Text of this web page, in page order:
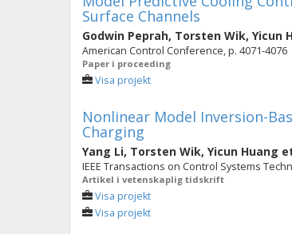
Surface Channels
Godwin Peprah, Torsten Wik, Yicun
American Control Conference, p. 4071-4076
Paper i proceeding
Visa projekt
Nonlinear Model Inversion-
Charging
Yang Li, Torsten Wik, Yicun Huang
IEEE Transactions on Control Systems
Artikel i vetenskaplig tidskrift
Visa projekt
Visa projekt